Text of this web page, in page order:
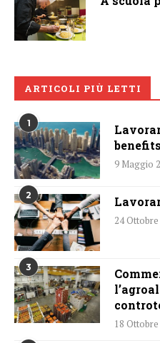
ARTICOLI PIÙ LETTI
1
9 Maggio
2
24
3
18